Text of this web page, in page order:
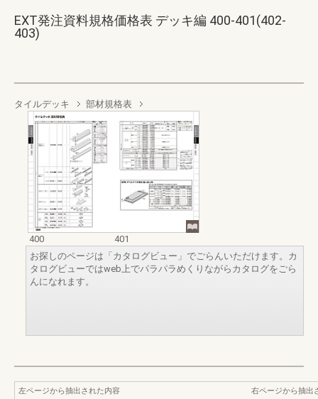
EXT発注資料規格価格表 デッキ編 400-401(402-
403)
タイルデッキ 部材規格表
400
401
お探しのページは「カタログビュー」でごらんいただけます。カ
タログビューではweb上でパラパラめくりながらカタログをごら
んになれます。
左ページから抽出された内容
右ページから抽出